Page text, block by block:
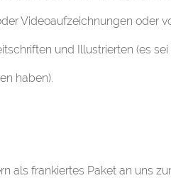
Videoaufzeichnungen oder
und Illustrierten (es
haben).
als frankiertes Paket an uns